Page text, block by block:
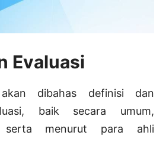
Evaluasi
dibahas definisi dan
baik secara umum,
serta menurut para ahli